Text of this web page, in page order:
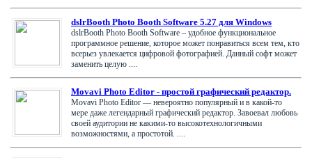
dslrBooth Photo Booth Software 5.27 для Windows
dslrBooth Photo Booth Software – удобное функциональное
программное решение, которое может понравиться всем тем, кто
всерьез увлекается цифровой фотографией. Данный софт может
заменить целую ....
Movavi Photo Editor - простой графический редактор.
Movavi Photo Editor — невероятно популярный и в какой-то
мере даже легендарный графический редактор. Завоевал любовь
своей аудитории не какими-то высокотехнологичными
возможностями, а простотой. ....